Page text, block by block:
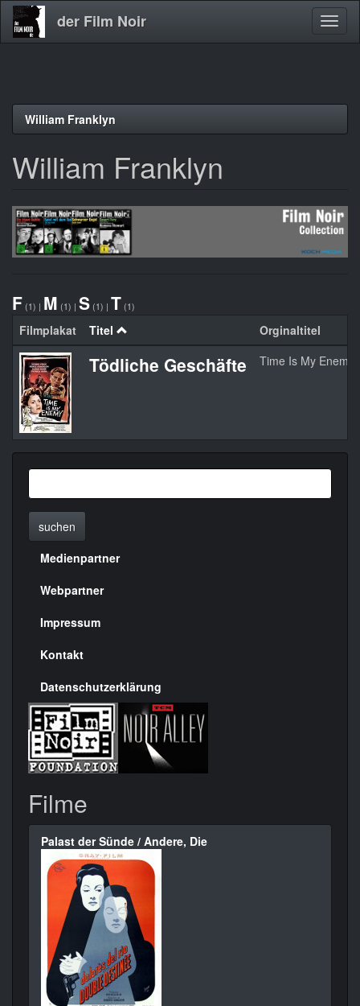
Direkt
der Film Noir
William Franklyn
William Franklyn
F (1) | M (1) | S (1) | T (1)
Filmplakat Titel Orginaltitel
Tödliche Geschäfte Time Is My Enemy
suchen
Menülinks
rechte
Seite
Medienpartner
Webpartner
Impressum
Kontakt
Datenschutzerklärung
Filme
Palast der Sünde / Andere, Die